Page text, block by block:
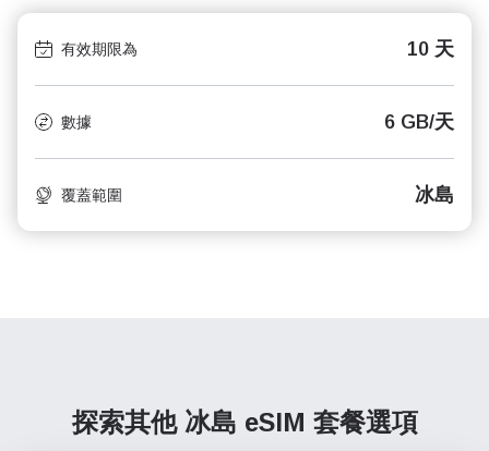
有效期限為 10 天
數據 6 GB/天
覆蓋範圍 冰島
探索其他 冰島 eSIM 套餐選項